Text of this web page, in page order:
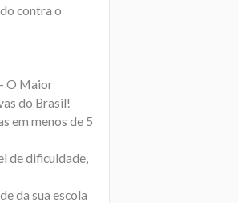
contra o
O Maior
do Brasil!
em menos de 5
de dificuldade,
da sua escola